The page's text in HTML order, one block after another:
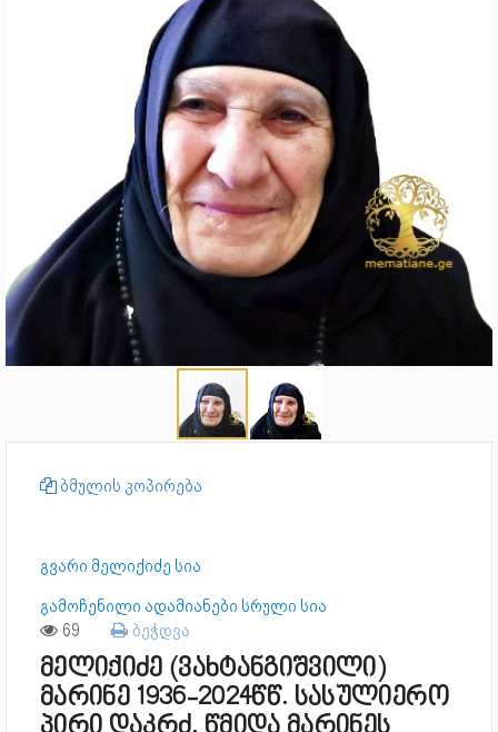
ბმულის კოპირება
გვარი მელიქიძე სია
გამოჩენილი ადამიანები სრული სია
69 ბეჭდვა
მელიქიძე (ვახტანგიშვილი)
მარინე 1936-2024წწ. სასულიერო